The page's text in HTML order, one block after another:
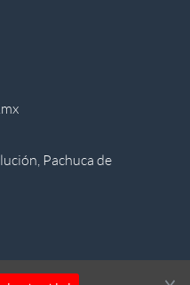
Pachuca de